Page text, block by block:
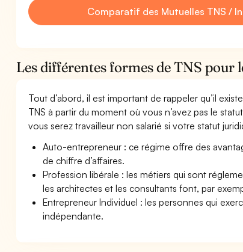
Comparatif des Mutuelles TNS /
Les différentes formes de TNS
Tout d’abord, il est important de rappeler qu’il
TNS à partir du moment où vous n’avez pas le
vous serez travailleur non salarié si votre statut
Auto-entrepreneur : ce régime offre des
de chiffre d’affaires.
Profession libérale : les métiers qui sont
les architectes et les consultants font, par
Entrepreneur Individuel : les personnes qui
indépendante.